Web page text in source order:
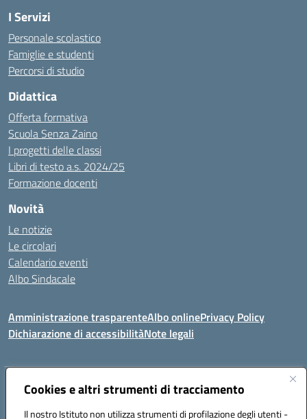
Cookies e altri strumenti di tracciamento
Il nostro Istituto non utilizza strumenti di profilazione degli utenti -
I Servizi
Personale scolastico
Famiglie e studenti
Percorsi di studio
Didattica
Offerta formativa
Scuola Senza Zaino
I progetti delle classi
Libri di testo a.s. 2024/25
Formazione docenti
Novità
Le notizie
Le circolari
Calendario eventi
Albo Sindacale
Amministrazione trasparenteAlbo onlinePrivacy Policy
Dichiarazione di accessibilitàNote legali
Indirizzo:Via Felice Cavallotti, 15 -84020 - Oliveto Citra
Posta elettronica certificata (PEC):saic81300d@pec.istruzione.it